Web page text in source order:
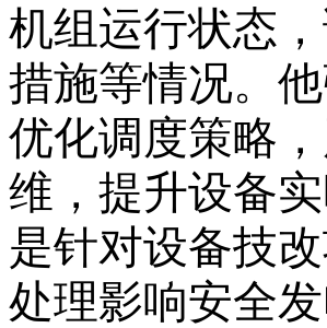
机组运行状态
措施等情况。
优化调度策略
维，提升设备
是针对设备技
处理影响安全